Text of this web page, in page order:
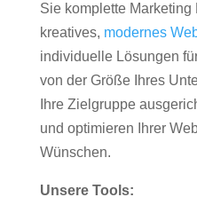
Sie komplette Marketing
kreatives, modernes
individuelle Lösungen
von der Größe Ihres
Ihre Zielgruppe
und optimieren Ihrer
Wünschen.
Unsere Tools: